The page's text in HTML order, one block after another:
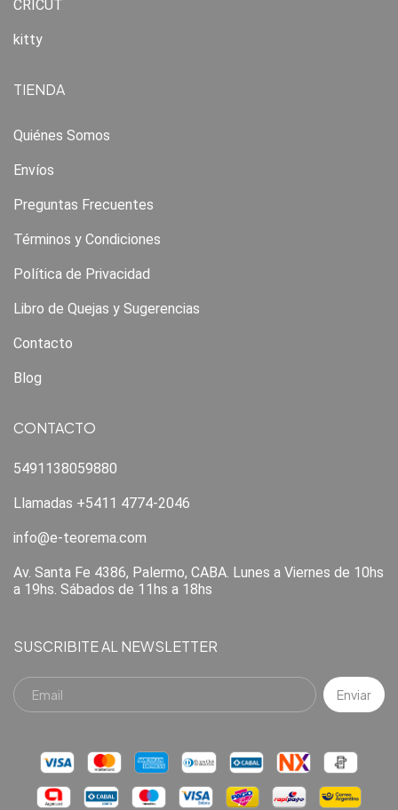
CRICUT
kitty
TIENDA
Quiénes Somos
Envíos
Preguntas Frecuentes
Términos y Condiciones
Política de Privacidad
Libro de Quejas y Sugerencias
Contacto
Blog
CONTACTO
5491138059880
Llamadas +5411 4774-2046
info@e-teorema.com
Av. Santa Fe 4386, Palermo, CABA. Lunes a Viernes de 10hs
a 19hs. Sábados de 11hs a 18hs
SUSCRIBITE AL NEWSLETTER